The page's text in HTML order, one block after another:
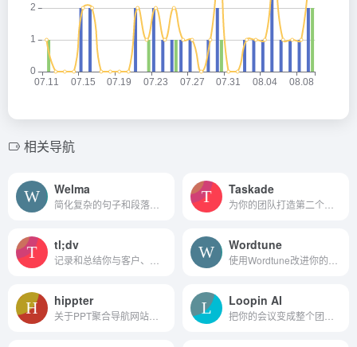
相关导航
Welma Taskade
tl;dv Wordtune
hippter Loopin AI